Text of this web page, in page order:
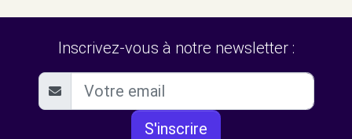
Inscrivez-vous à notre newsletter :
S'inscrire